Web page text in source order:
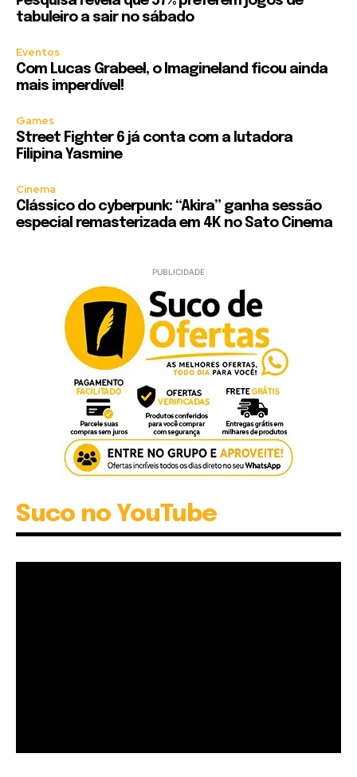
tabuleiro a sair no sábado
Eventos
Com Lucas Grabeel, o Imagineland ficou ainda
mais imperdível!
Games
Street Fighter 6 já conta com a lutadora
Filipina Yasmine
Cinema
Clássico do cyberpunk: “Akira” ganha sessão
especial remasterizada em 4K no Sato Cinema
PUBLICIDADE
Suco no YouTube